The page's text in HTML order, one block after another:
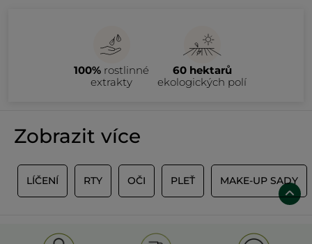
100% rostlinné
extrakty
60 hektarů
ekologických polí
Zobrazit více
LÍČENÍ RTY OČI PLEŤ MAKE-UP SADY